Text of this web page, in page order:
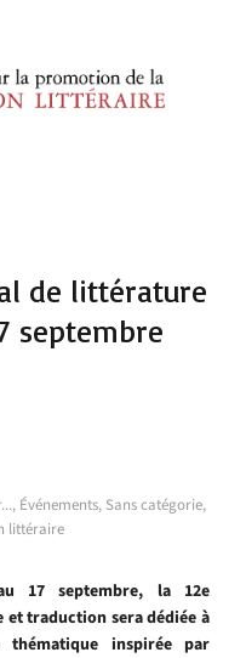
de littérature
septembre
, Événements, Sans catégorie,
littéraire
17 septembre, la 12e
traduction sera dédiée à
thématique inspirée par